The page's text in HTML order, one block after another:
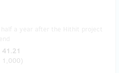
41.21
1,000)